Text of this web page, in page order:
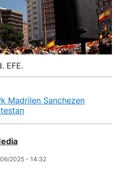
EFE.
Madrilen Sanchezen
2025 - 14:32